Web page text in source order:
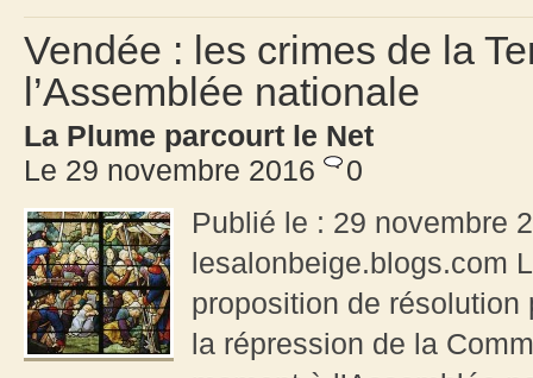
Vendée : les crimes de la
l’Assemblée nationale
La Plume parcourt le Net
Le 29 novembre 2016
0
Publié le : 29 novembre
lesalonbeige.blogs.com
proposition de
la répression de la